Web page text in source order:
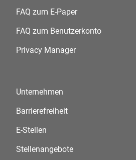
FAQ zum E-Paper
FAQ zum Benutzerkonto
Privacy Manager
Unternehmen
Barrierefreiheit
E-Stellen
Stellenangebote